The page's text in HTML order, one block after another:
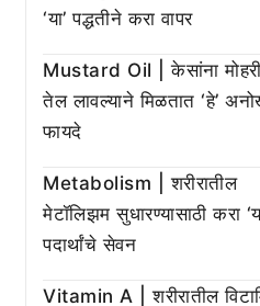
‘या’ पद्धतीने करा वापर
Mustard Oil | केसांना
तेल लावल्याने मिळतात ‘हे’
फायदे
Metabolism | शरीरातील
मेटॉलिझम सुधारण्यासाठी करा
पदार्थांचे सेवन
Vitamin A | शरीरातील